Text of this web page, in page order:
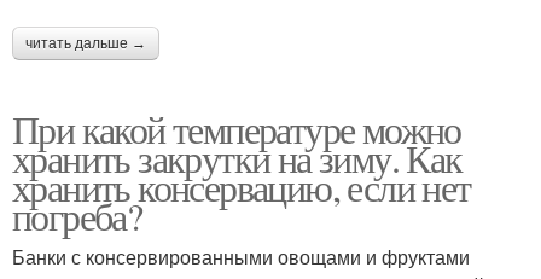
читать дальше →
При какой температуре можно
хранить закрутки на зиму. Как
хранить консервацию, если нет
погреба?
Банки с консервированными овощами и фруктами